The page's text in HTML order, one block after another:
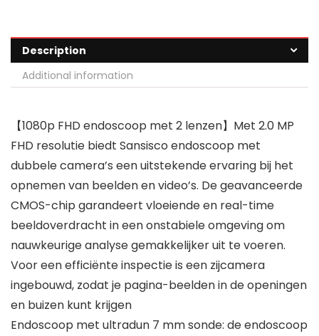
Description
Additional information
【1080p FHD endoscoop met 2 lenzen】Met 2.0 MP
FHD resolutie biedt Sansisco endoscoop met
dubbele camera’s een uitstekende ervaring bij het
opnemen van beelden en video’s. De geavanceerde
CMOS-chip garandeert vloeiende en real-time
beeldoverdracht in een onstabiele omgeving om
nauwkeurige analyse gemakkelijker uit te voeren.
Voor een efficiënte inspectie is een zijcamera
ingebouwd, zodat je pagina-beelden in de openingen
en buizen kunt krijgen
Endoscoop met ultradun 7 mm sonde: de endoscoop